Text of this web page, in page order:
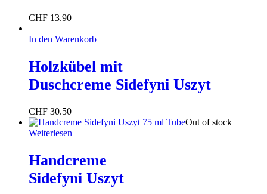
CHF 13.90
In den Warenkorb
Holzkübel mit
Duschcreme Sidefyni Uszyt
CHF 30.50
Out of stock
Weiterlesen
Handcreme
Sidefyni Uszyt